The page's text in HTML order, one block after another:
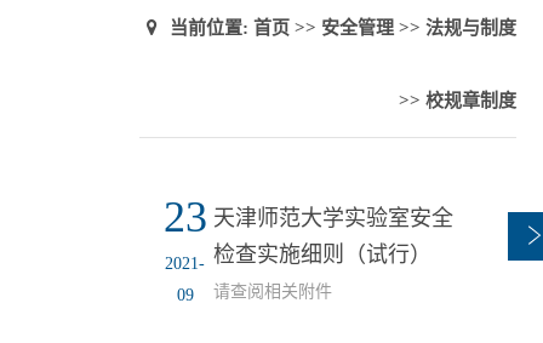
当前位置: 首页 >> 安全管理>> 法规与制度
>> 校规章制度
23
2021-
09
天津师范大学实验室安全
检查实施细则（试行）
请查阅相关附件